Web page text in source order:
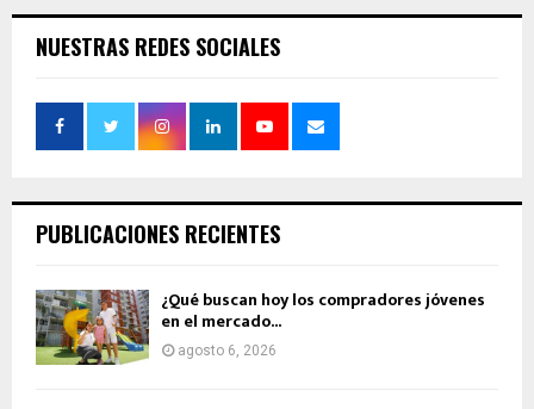
NUESTRAS REDES SOCIALES
PUBLICACIONES RECIENTES
¿Qué buscan hoy los compradores jóvenes
en el mercado...
agosto 6, 2026